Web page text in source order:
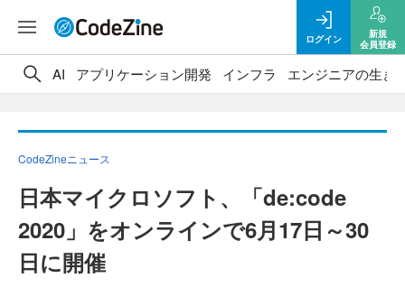
ログイン
新規
会員登録
AI アプリケーション開発 インフラ エンジニアの生き
CodeZineニュース
日本マイクロソフト、「de:code
2020」をオンラインで6月17日～30
日に開催